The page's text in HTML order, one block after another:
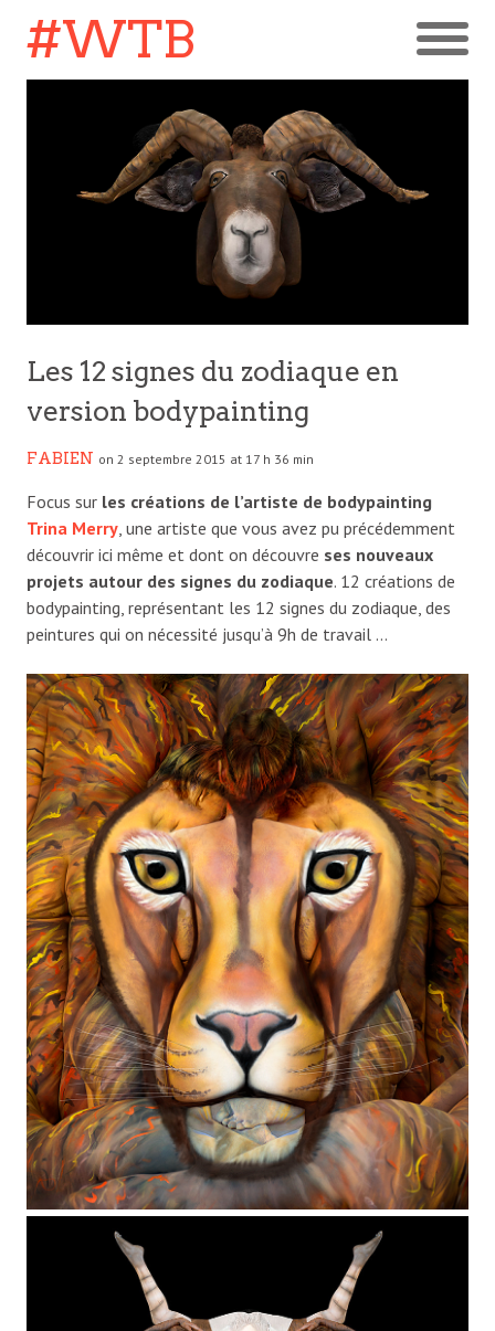
#WTB
Les 12 signes du zodiaque en
version bodypainting
FABIEN on 2 septembre 2015 at 17 h 36 min
Focus sur les créations de l’artiste de bodypainting
Trina Merry, une artiste que vous avez pu précédemment
découvrir ici même et dont on découvre ses nouveaux
projets autour des signes du zodiaque. 12 créations de
bodypainting, représentant les 12 signes du zodiaque, des
peintures qui on nécessité jusqu’à 9h de travail …